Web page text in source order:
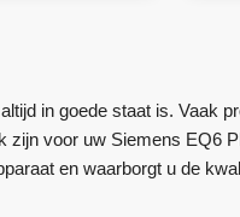
in goede staat is. Vaak
zijn voor uw Siemens EQ6
en waarborgt u de